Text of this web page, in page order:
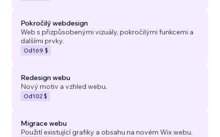
Pokročilý webdesign
Web s přizpůsobenými vizuály, pokročilými funkcemi a
dalšími prvky.
Od169 $
Redesign webu
Nový motiv a vzhled webu.
Od102 $
Migrace webu
Použití existující grafiky a obsahu na novém Wix webu.